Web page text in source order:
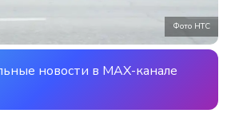
Фото НТС
новости в MAX-канале